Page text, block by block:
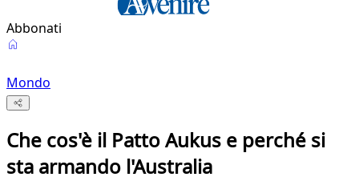
Abbonati
Mondo
Che cos'è il Patto Aukus e perché si
sta armando l'Australia